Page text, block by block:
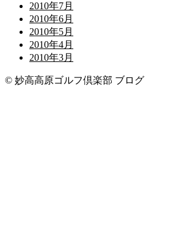
2010年7月
2010年6月
2010年5月
2010年4月
2010年3月
© 妙高高原ゴルフ倶楽部 ブログ